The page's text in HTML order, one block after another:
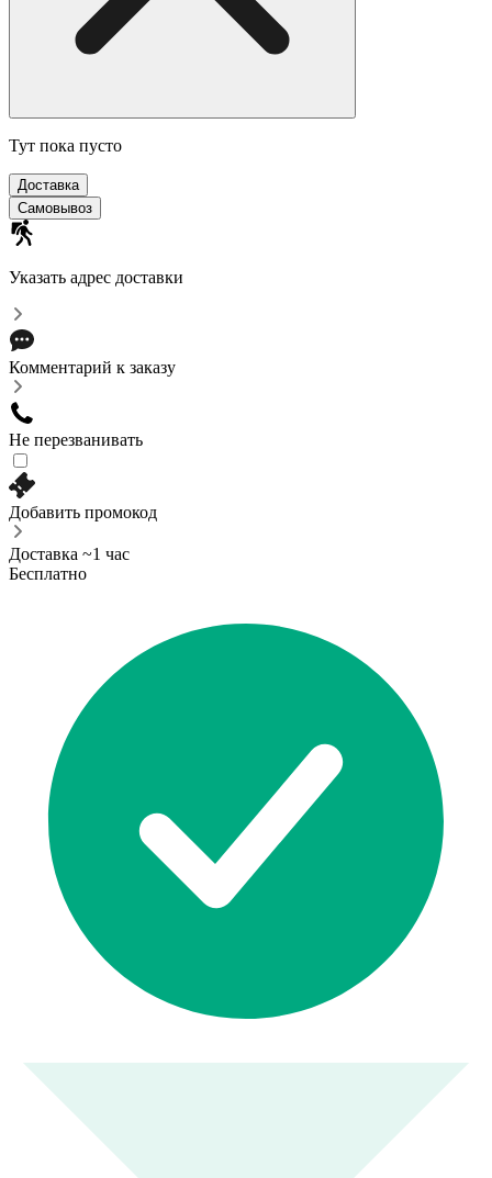
Тут пока пусто
Доставка
Самовывоз
Указать адрес доставки
Комментарий к заказу
Не перезванивать
Добавить промокод
Доставка ~1 час
Бесплатно